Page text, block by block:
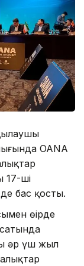
OANA
17-ші
бас қосты.
өңірде
әр үш жыл